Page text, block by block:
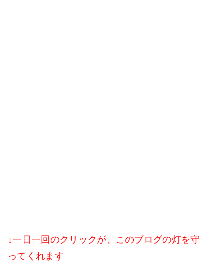
↓一日一回のクリックが、このブログの灯を守
ってくれます